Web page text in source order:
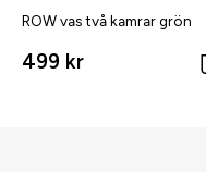
ROW vas två kamrar grön
499 kr